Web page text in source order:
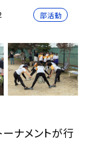
部活動
ナメントが行